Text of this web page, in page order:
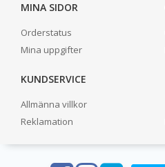
MINA SIDOR
Orderstatus
Mina uppgifter
KUNDSERVICE
Allmänna villkor
Reklamation